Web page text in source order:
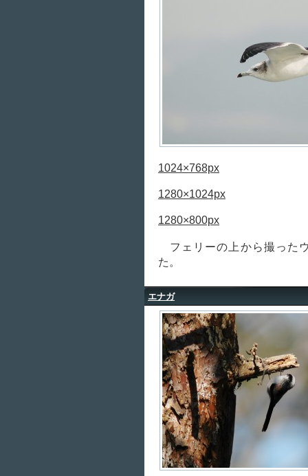
1024×768px
1280×1024px
1280×800px
フェリーの上から撮った
た。
エナガ